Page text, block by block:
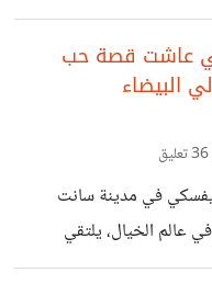
نصيحته. والسبب في نظره أن
به إذا سمعته بعد ذلك من
هذه المعاكسة تنبيه
يعاكسها أبوها تكون
عبقرية وتحمي البنت
تشعر بخزي تجاه
عاشت قصة حب
البيضاء
في مدينة سانت
الخيال، يلتقي
على الجسر. على مدار أربع